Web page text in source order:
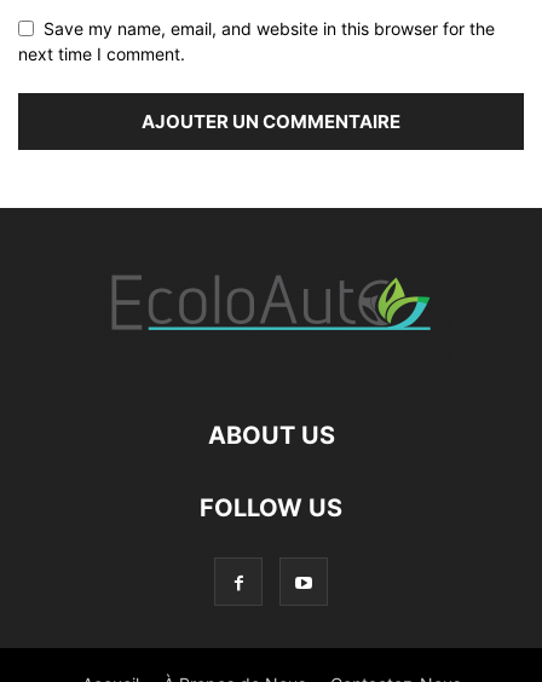
Save my name, email, and website in this browser for the
next time I comment.
ABOUT US
FOLLOW US